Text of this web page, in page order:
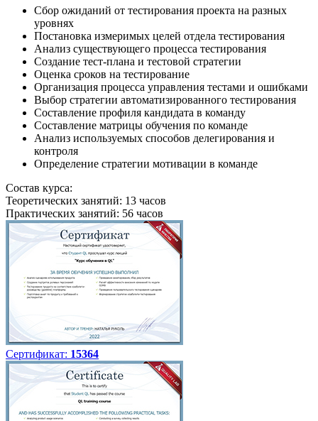
Сбор ожиданий от тестирования проекта на разных
уровнях
Постановка измеримых целей отдела тестирования
Анализ существующего процесса тестирования
Создание тест-плана и тестовой стратегии
Оценка сроков на тестирование
Организация процесса управления тестами и ошибками
Выбор стратегии автоматизированного тестирования
Составление профиля кандидата в команду
Составление матрицы обучения по команде
Анализ используемых способов делегирования и
контроля
Определение стратегии мотивации в команде
Состав курса:
Теоретических занятий: 13 часов
Практических занятий: 56 часов
Сертификат: 15364